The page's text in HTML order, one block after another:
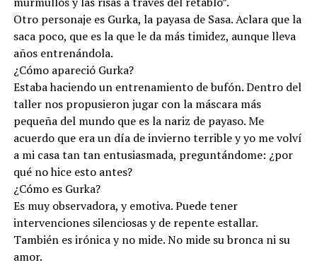
Otro personaje es Gurka, la payasa de Sasa. Aclara que la
saca poco, que es la que le da más timidez, aunque lleva
años entrenándola.
¿Cómo apareció Gurka?
Estaba haciendo un entrenamiento de bufón. Dentro del
taller nos propusieron jugar con la máscara más
pequeña del mundo que es la nariz de payaso. Me
acuerdo que era un día de invierno terrible y yo me volví
a mi casa tan tan entusiasmada, preguntándome: ¿por
qué no hice esto antes?
¿Cómo es Gurka?
Es muy observadora, y emotiva. Puede tener
intervenciones silenciosas y de repente estallar.
También es irónica y no mide. No mide su bronca ni su
amor.